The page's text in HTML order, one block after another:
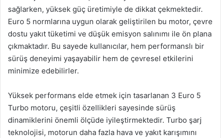
sağlarken, yüksek güç üretimiyle de dikkat çekmektedir.
Euro 5 normlarına uygun olarak geliştirilen bu motor, çevre
dostu yakıt tüketimi ve düşük emisyon salınımı ile ön plana
çıkmaktadır. Bu sayede kullanıcılar, hem performanslı bir
sürüş deneyimi yaşayabilir hem de çevresel etkilerini
minimize edebilirler.
Yüksek performans elde etmek için tasarlanan 3 Euro 5
Turbo motoru, çeşitli özellikleri sayesinde sürüş
dinamiklerini önemli ölçüde iyileştirmektedir. Turbo şarj
teknolojisi, motorun daha fazla hava ve yakıt karışımını